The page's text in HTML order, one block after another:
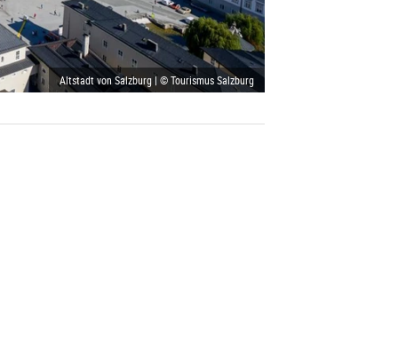
Altstadt von Salzburg | © Tourismus Salzburg